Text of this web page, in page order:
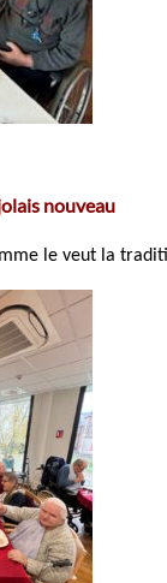
nouveau
le veut la